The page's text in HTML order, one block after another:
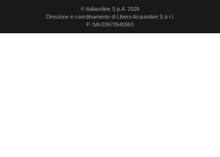
© Italiaonline S.p.A. 2026
Direzione e coordinamento di Libero Acquisition S.á r.l.
P. IVA 03970540963